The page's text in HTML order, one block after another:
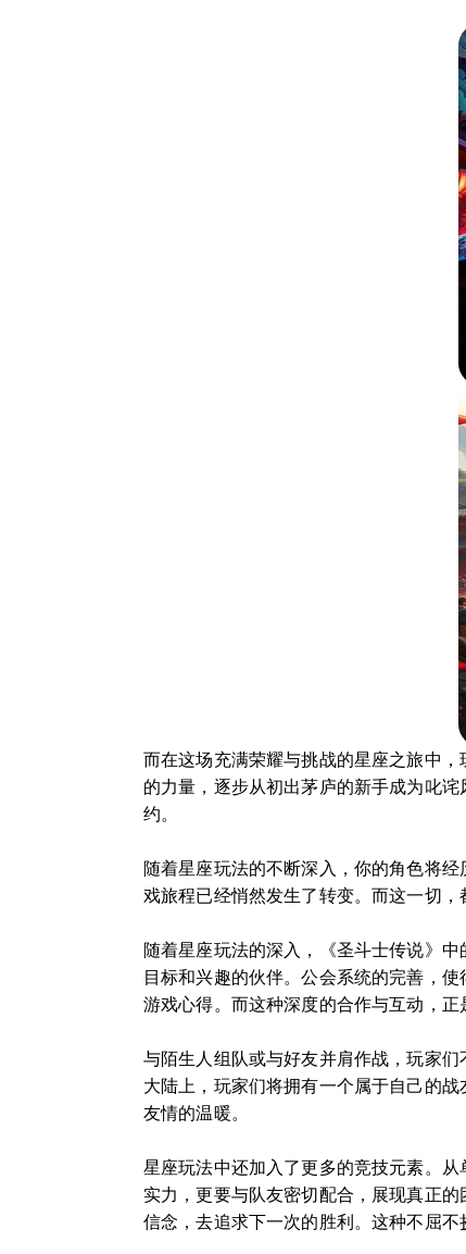
而在这场充满荣耀与挑战的星座之旅中
的力量，逐步从初出茅庐的新手成为叱
约。
随着星座玩法的不断深入，你的角色将
戏旅程已经悄然发生了转变。而这一切
随着星座玩法的深入，《圣斗士传说》
目标和兴趣的伙伴。公会系统的完善，
游戏心得。而这种深度的合作与互动，正
与陌生人组队或与好友并肩作战，玩家
大陆上，玩家们将拥有一个属于自己的
友情的温暖。
星座玩法中还加入了更多的竞技元素。
实力，更要与队友密切配合，展现真正
信念，去追求下一次的胜利。这种不屈不